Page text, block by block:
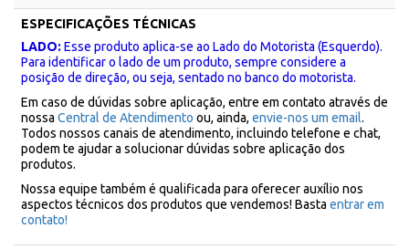
ESPECIFICAÇÕES TÉCNICAS
LADO: Esse produto aplica-se ao Lado do Motorista (Esquerdo).
Para identificar o lado de um produto, sempre considere a
posição de direção, ou seja, sentado no banco do motorista.
Em caso de dúvidas sobre aplicação, entre em contato através de
nossa Central de Atendimento ou, ainda, envie-nos um email.
Todos nossos canais de atendimento, incluindo telefone e chat,
podem te ajudar a solucionar dúvidas sobre aplicação dos
produtos.
Nossa equipe também é qualificada para oferecer auxílio nos
aspectos técnicos dos produtos que vendemos! Basta entrar em
contato!